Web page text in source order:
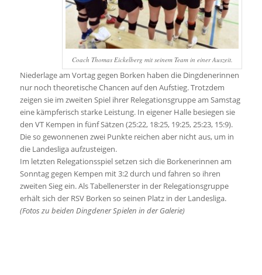
Coach Thomas Eickelberg mit seinem Team in einer Auszeit.
Niederlage am Vortag gegen Borken haben die Dingdenerinnen
nur noch theoretische Chancen auf den Aufstieg. Trotzdem
zeigen sie im zweiten Spiel ihrer Relegationsgruppe am Samstag
eine kämpferisch starke Leistung. In eigener Halle besiegen sie
den VT Kempen in fünf Sätzen (25:22, 18:25, 19:25, 25:23, 15:9).
Die so gewonnenen zwei Punkte reichen aber nicht aus, um in
die Landesliga aufzusteigen.
Im letzten Relegationsspiel setzen sich die Borkenerinnen am
Sonntag gegen Kempen mit 3:2 durch und fahren so ihren
zweiten Sieg ein. Als Tabellenerster in der Relegationsgruppe
erhält sich der RSV Borken so seinen Platz in der Landesliga.
(Fotos zu beiden Dingdener Spielen in der Galerie)